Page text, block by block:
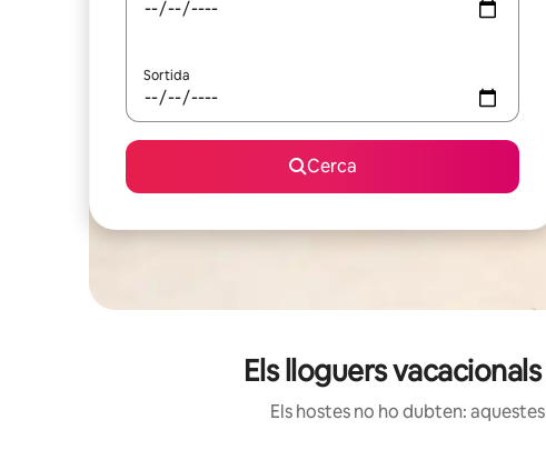
Sortida
Cerca
Els lloguers
Els hostes no ho dubten: